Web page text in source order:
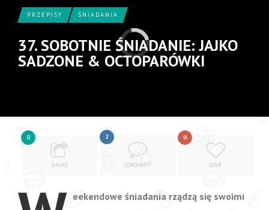
PRZEPISY ŚNIADANIA
37. SOBOTNIE ŚNIADANIE: JAJKO
SADZONE & OCTOPARÓWKI
0
SHARE
2
COMMENT
0
LOVE
eekendowe śniadania rządzą się swoimi